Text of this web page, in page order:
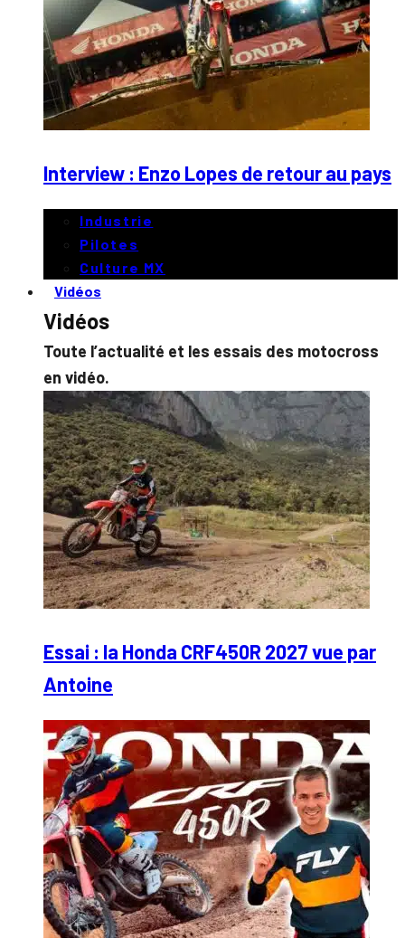
Interview : Enzo Lopes de retour au pays
Industrie
Pilotes
Culture MX
Vidéos
Vidéos
Toute l’actualité et les essais des motocross
en vidéo.
Essai : la Honda CRF450R 2027 vue par
Antoine